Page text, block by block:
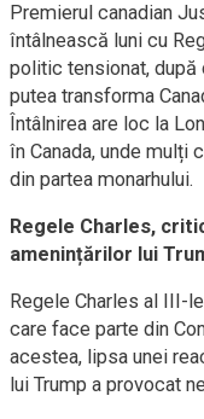
Premierul canadian
întâlnească luni cu
politic tensionat, după
putea transforma
Întâlnirea are loc la
în Canada, unde mulți
din partea monarhului.
Regele Charles,
amenințărilor lui
Regele Charles al III-
care face parte din
acestea, lipsa unei
lui Trump a provocat